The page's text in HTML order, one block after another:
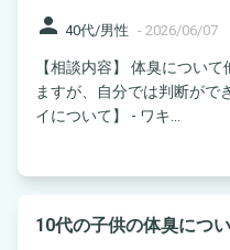
person 40代/男性 - 2026/06/07
【相談内容】 体臭につい
ますが、自分では判断ができません。 【指
イについて】 - ワキ...
10代の子供の体臭につ